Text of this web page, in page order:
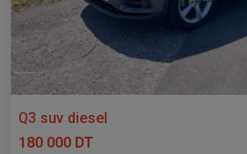
Q3 suv diesel
180 000 DT